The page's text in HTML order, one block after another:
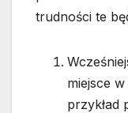
trudności te
miejsce
przykład